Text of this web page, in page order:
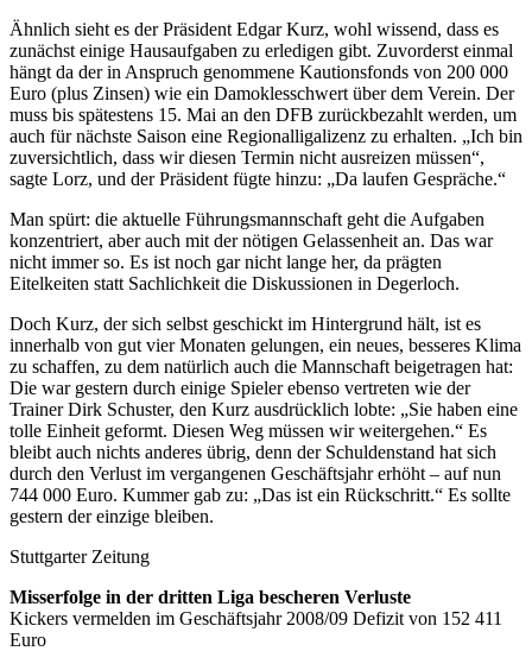
Ähnlich sieht es der Präsident Edgar Kurz, wohl wissend, dass es
zunächst einige Hausaufgaben zu erledigen gibt. Zuvorderst einmal
hängt da der in Anspruch genommene Kautionsfonds von 200 000
Euro (plus Zinsen) wie ein Damoklesschwert über dem Verein. Der
muss bis spätestens 15. Mai an den DFB zurückbezahlt werden, um
auch für nächste Saison eine Regionalligalizenz zu erhalten. „Ich bin
zuversichtlich, dass wir diesen Termin nicht ausreizen müssen“,
sagte Lorz, und der Präsident fügte hinzu: „Da laufen Gespräche.“
Man spürt: die aktuelle Führungsmannschaft geht die Aufgaben
konzentriert, aber auch mit der nötigen Gelassenheit an. Das war
nicht immer so. Es ist noch gar nicht lange her, da prägten
Eitelkeiten statt Sachlichkeit die Diskussionen in Degerloch.
Doch Kurz, der sich selbst geschickt im Hintergrund hält, ist es
innerhalb von gut vier Monaten gelungen, ein neues, besseres Klima
zu schaffen, zu dem natürlich auch die Mannschaft beigetragen hat:
Die war gestern durch einige Spieler ebenso vertreten wie der
Trainer Dirk Schuster, den Kurz ausdrücklich lobte: „Sie haben eine
tolle Einheit geformt. Diesen Weg müssen wir weitergehen.“ Es
bleibt auch nichts anderes übrig, denn der Schuldenstand hat sich
durch den Verlust im vergangenen Geschäftsjahr erhöht – auf nun
744 000 Euro. Kummer gab zu: „Das ist ein Rückschritt.“ Es sollte
gestern der einzige bleiben.
Stuttgarter Zeitung
Misserfolge in der dritten Liga bescheren Verluste
Kickers vermelden im Geschäftsjahr 2008/09 Defizit von 152 411
Euro